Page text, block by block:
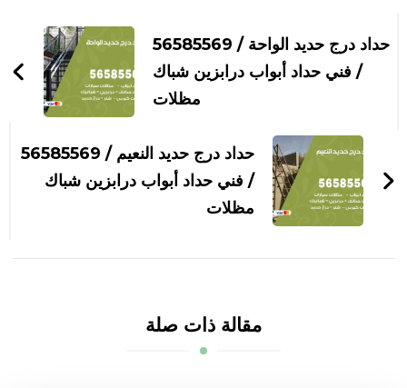
بين
التدوينات
حداد درج حديد الواحة / 56585569
/ فني حداد أبواب درابزين شباك
مظلات
حداد درج حديد النعيم / 56585569
/ فني حداد أبواب درابزين شباك
مظلات
مقالة ذات صلة